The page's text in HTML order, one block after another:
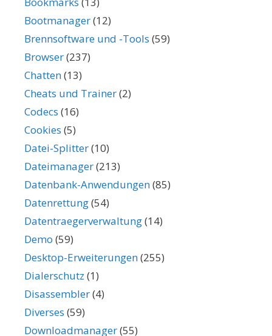
Bootmanager(12)
Brennsoftware und -Tools (59)
Browser(237)
Chatten(13)
Cheats und Trainer(2)
Codecs (16)
Cookies (5)
Datei-Splitter(10)
Dateimanager(213)
Datenbank-Anwendungen(85)
Datenrettung(54)
Datentraegerverwaltung(14)
Demo (59)
Desktop-Erweiterungen(255)
Dialerschutz (1)
Disassembler(4)
Diverses (59)
Downloadmanager(55)